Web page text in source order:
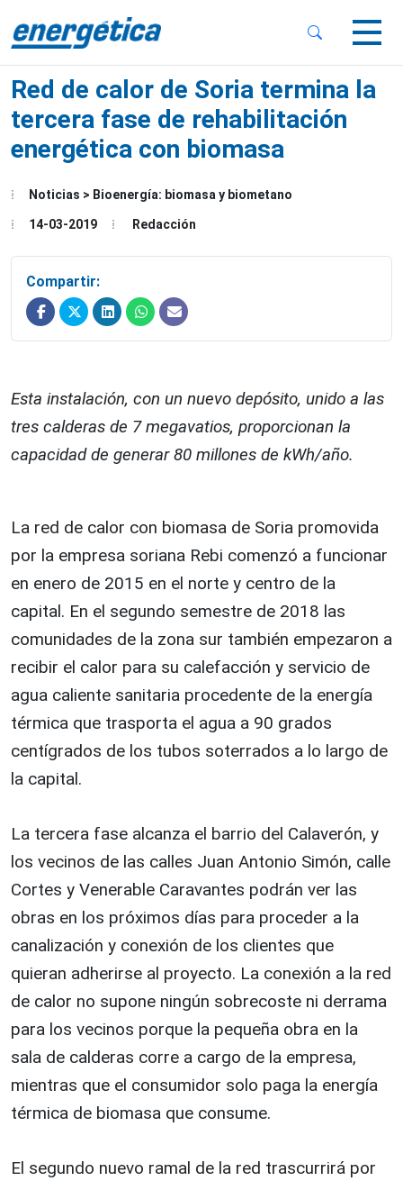
Menu
Red de calor de Soria termina la
tercera fase de rehabilitación
energética con biomasa
Noticias > Bioenergía: biomasa y biometano
14-03-2019 Redacción
Compartir:
Esta instalación, con un nuevo depósito, unido a las
tres calderas de 7 megavatios, proporcionan la
capacidad de generar 80 millones de kWh/año.
La red de calor con biomasa de Soria promovida
por la empresa soriana Rebi comenzó a funcionar
en enero de 2015 en el norte y centro de la
capital. En el segundo semestre de 2018 las
comunidades de la zona sur también empezaron a
recibir el calor para su calefacción y servicio de
agua caliente sanitaria procedente de la energía
térmica que trasporta el agua a 90 grados
centígrados de los tubos soterrados a lo largo de
la capital.
La tercera fase alcanza el barrio del Calaverón, y
los vecinos de las calles Juan Antonio Simón, calle
Cortes y Venerable Caravantes podrán ver las
obras en los próximos días para proceder a la
canalización y conexión de los clientes que
quieran adherirse al proyecto. La conexión a la red
de calor no supone ningún sobrecoste ni derrama
para los vecinos porque la pequeña obra en la
sala de calderas corre a cargo de la empresa,
mientras que el consumidor solo paga la energía
térmica de biomasa que consume.
El segundo nuevo ramal de la red trascurrirá por